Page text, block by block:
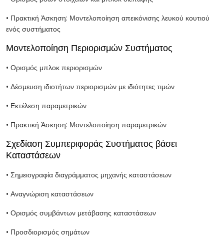
• Πρακτική Άσκηση: Μοντελοποίηση απεικόνισης λευκού κουτιού
ενός συστήματος
Μοντελοποίηση Περιορισμών Συστήματος
• Ορισμός μπλοκ περιορισμών
• Δέσμευση ιδιοτήτων περιορισμών με ιδιότητες τιμών
• Εκτέλεση παραμετρικών
• Πρακτική Άσκηση: Μοντελοποίηση παραμετρικών
Σχεδίαση Συμπεριφοράς Συστήματος βάσει
Καταστάσεων
• Σημειογραφία διαγράμματος μηχανής καταστάσεων
• Αναγνώριση καταστάσεων
• Ορισμός συμβάντων μετάβασης καταστάσεων
• Προσδιορισμός σημάτων